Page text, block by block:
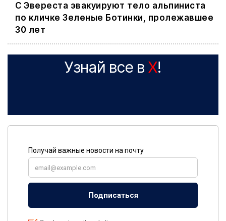
С Эвереста эвакуируют тело альпиниста
по кличке Зеленые Ботинки, пролежавшее
30 лет
Узнай все в X!